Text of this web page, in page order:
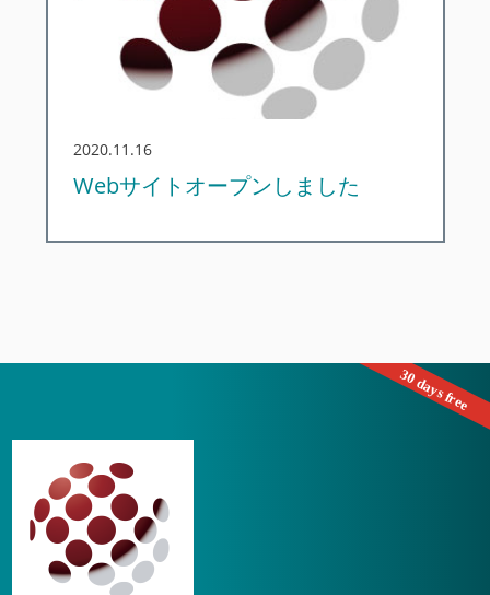
2020.11.16
Webサイトオープンしました